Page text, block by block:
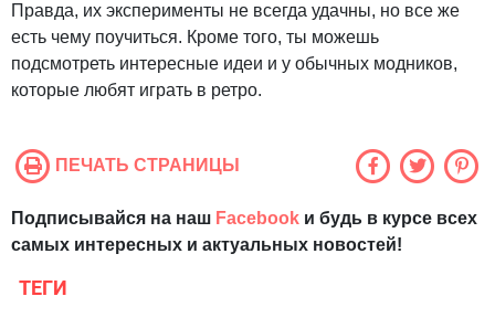
Правда, их эксперименты не всегда удачны, но все же
есть чему поучиться. Кроме того, ты можешь
подсмотреть интересные идеи и у обычных модников,
которые любят играть в ретро.
ПЕЧАТЬ СТРАНИЦЫ
Подписывайся на наш Facebook и будь в курсе всех
самых интересных и актуальных новостей!
ТЕГИ